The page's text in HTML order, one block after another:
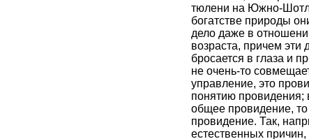
тюлени на Южно-
богатстве природы
дело даже в
возраста, причем эти
бросается в глаза и
не очень-то
управление, это
понятию провидения;
общее провидение, то
провидение. Так,
естественных причин,